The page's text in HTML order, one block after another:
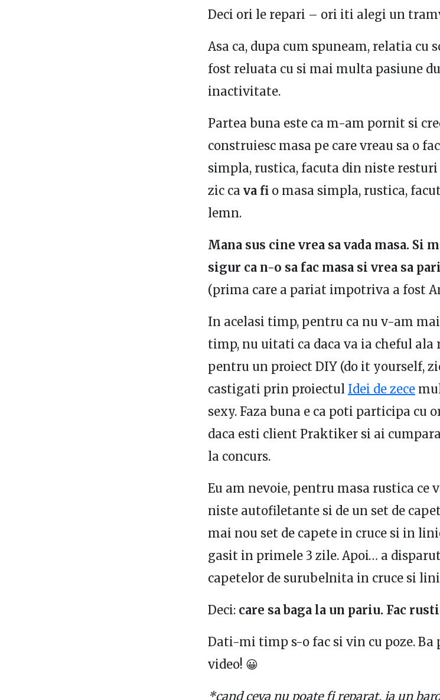
Deci ori le repari – ori iti alegi un
Asa ca, dupa cum spuneam, relatia cu
fost reluata cu si mai multa pasiune
inactivitate.
Partea buna este ca m-am pornit si
construiesc masa pe care vreau sa o
simpla, rustica, facuta din niste
zic ca va fi o masa simpla, rustica,
lemn.
Mana sus cine vrea sa vada masa. Si
sigur ca n-o sa fac masa si vrea sa
(prima care a pariat impotriva a fost
In acelasi timp, pentru ca nu v-am
timp, nu uitati ca daca va ia cheful ala
pentru un proiect DIY (do it yourself,
castigati prin proiectul Idei de zece
sexy. Faza buna e ca poti participa cu
daca esti client Praktiker si ai
la concurs.
Eu am nevoie, pentru masa rustica ce
niste autofiletante si de un set de
mai nou set de capete in cruce si in
gasit in primele 3 zile. Apoi… a
capetelor de surubelnita in cruce si
Deci: care sa baga la un pariu. Fac
Dati-mi timp s-o fac si vin cu poze. Ba
video! 😀
*cand ceva nu poate fi reparat, ia un